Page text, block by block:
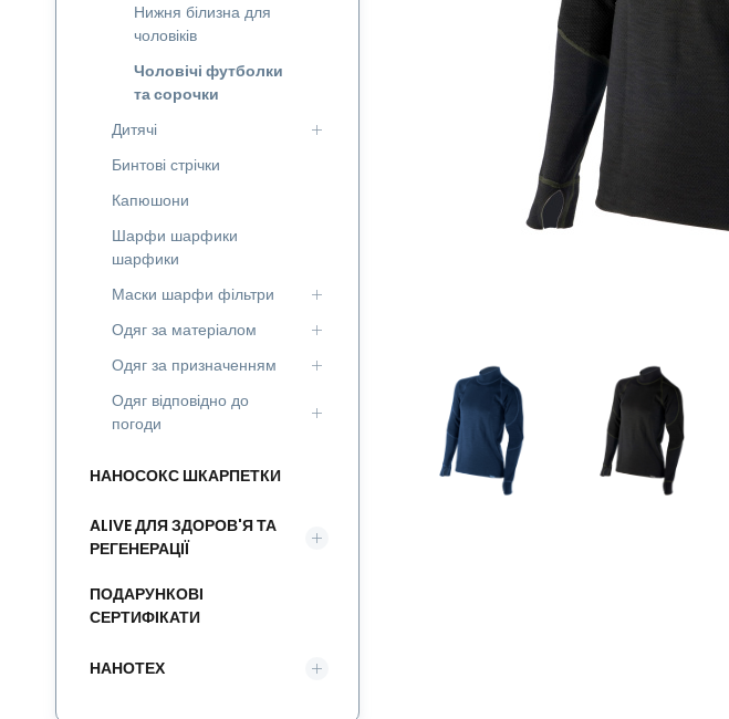
Нижня білизна для
чоловіків
Чоловічі футболки
та сорочки
Дитячі
Бинтові стрічки
Капюшони
Шарфи шарфики
шарфики
Маски шарфи фільтри
Одяг за матеріалом
Одяг за призначенням
Одяг відповідно до
погоди
НАНОСОКС ШКАРПЕТКИ
ALIVE ДЛЯ ЗДОРОВ'Я ТА
РЕГЕНЕРАЦІЇ
ПОДАРУНКОВІ
СЕРТИФІКАТИ
НАНОТЕХ